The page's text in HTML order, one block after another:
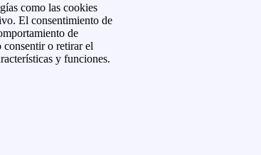
como las cookies
El consentimiento de
de
o retirar el
y funciones.